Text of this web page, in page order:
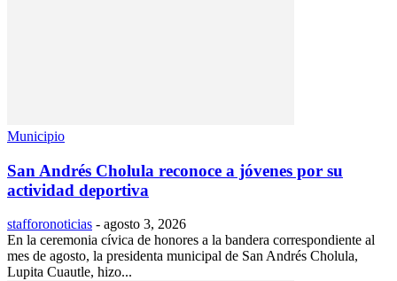
Municipio
San Andrés Cholula reconoce a jóvenes por su
actividad deportiva
stafforonoticias - agosto 3, 2026
En la ceremonia cívica de honores a la bandera correspondiente al
mes de agosto, la presidenta municipal de San Andrés Cholula,
Lupita Cuautle, hizo...